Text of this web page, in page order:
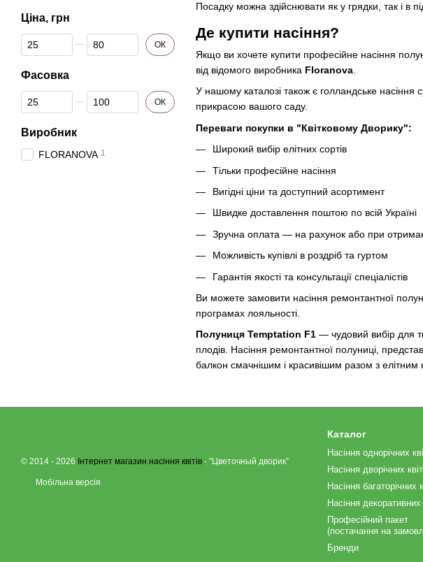
Посадку можна здійснювати як у грядки, так і в
Де купити насіння?
Якщо ви хочете купити професійне насіння
від відомого виробника Floranova
У нашому каталозі також є голландське насіння
прикрасою вашого саду.
Переваги покупки в "Квітковому Дворику":
Широкий вибір елітних сортів
Тільки професійне насіння
Вигідні ціни та доступний асортимент
Швидке доставлення поштою по всій Україні
Зручна оплата — на рахунок або при
Можливість купівлі в роздріб та гуртом
Гарантія якості та консультації спеціалістів
Ви можете замовити насіння ремонтантної
програмах лояльності.
Полуниця Temptation F1 — чудовий вибір для
плодів. Насіння ремонтантної полуниці,
балкон смачнішим і красивішим разом з елітним
Ціна, грн
Від Ціна, грн
До Ціна, грн ОК
Фасовка
Від Фасовка
До Фасовка ОК
Виробник
FLORANOVA 1
© 2014 - 2026 Інтернет магазин насіння квітів - "Цветочный дворик”
Мобільна версія
Каталог
Насіння однорічних
Насіння дворічних
Насіння багаторічних
Насіння
Професійний пакет
(постачання на
Бренди